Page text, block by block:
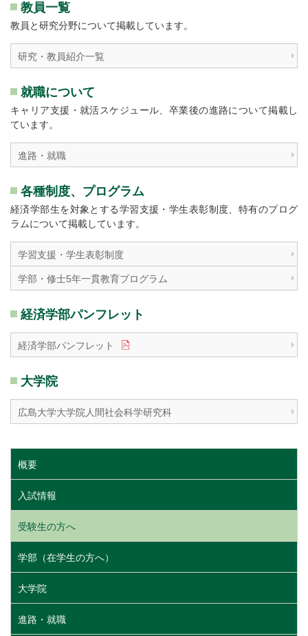
教員一覧
教員と研究分野について掲載しています。
研究・教員紹介一覧
就職について
キャリア支援・就活スケジュール、卒業後の進路について掲載し
ています。
進路・就職
各種制度、プログラム
経済学部生を対象とする学習支援・学生表彰制度、特有のプログ
ラムについて掲載しています。
学習支援・学生表彰制度
学部・修士5年一貫教育プログラム
経済学部パンフレット
経済学部パンフレット
大学院
広島大学大学院人間社会科学研究科
概要
入試情報
受験生の方へ
学部（在学生の方へ）
大学院
進路・就職